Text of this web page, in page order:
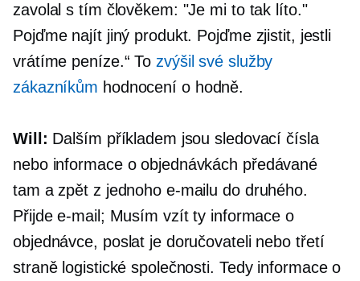
zavolal s tím člověkem: "Je mi to tak líto."
Pojďme najít jiný produkt. Pojďme zjistit, jestli
vrátíme peníze.“ To zvýšil své služby
zákazníkům hodnocení o hodně.
Will: Dalším příkladem jsou sledovací čísla
nebo informace o objednávkách předávané
tam a zpět z jednoho e-mailu do druhého.
Přijde e-mail; Musím vzít ty informace o
objednávce, poslat je doručovateli nebo třetí
straně logistické společnosti. Tedy informace o